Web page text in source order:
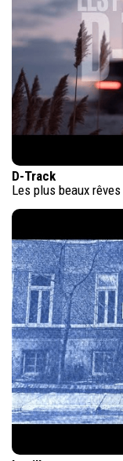
D-Track
Les plus beaux rêves